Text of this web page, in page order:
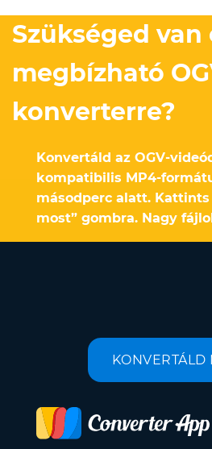
Szükséged van
megbízható
konverterre?
Konvertáld az OGV-
kompatibilis MP4-
másodperc alatt. Kattints
most” gombra. Nagy
KONVERTÁLD